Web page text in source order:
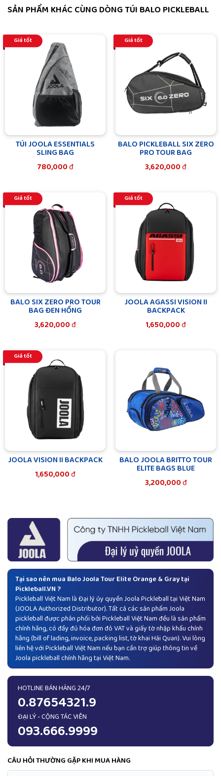
SẢN PHẨM KHÁC CÙNG DÒNG TÚI BALO PICKLEBALL
Giá tốt
TÚI JOOLA ESSENTIALS
SLING BAG
780,000đ
Giá tốt
BALO PICKLEBALL SIX ZERO
PRO TOUR BAG
3,620,000đ
Giá tốt
BALO SIX ZERO PRO TOUR
BAG ĐEN HỒNG
3,620,000đ
Giá tốt
JOOLA AGASSI VISION II
BACKPACK
1,650,000đ
Giá tốt
JOOLA VISION II BACKPACK
1,650,000đ
BALO JOOLA BRITTO TOUR
ELITE BAGS BLUE
3,200,000đ
Tại sao nên mua Balo Joola Tour Elite Orange & Gray tại
Pickleball.VN ?
Pickleball Việt Nam là Đại lý ủy quyềnJoola Pickleballtại Việt Nam
(JOOLA Authorized Distributor). Tất cả các sản phẩm Joola
pickleball được phân phối bởi Pickleball Việt Nam đều là sản phẩm
chính hãng, có đầy đủ hóa đơn đỏ VAT và giấy tờ nhập khẩu chính
hãng (bill of lading, invoice, packing list, tờ khai Hải Quan). Vui lòng
liên hệ với Pickleball Việt Nam nếu bạn cần trợ giúp thông tin về
Joola pickleball chính hãng tại Việt Nam.
HOTLINE BÁN HÀNG 24/7
0.87654321.9
ĐẠI LÝ - CỘNG TÁC VIÊN
093.666.9999
CÂU HỎI THƯỜNG GẶP KHI MUA HÀNG